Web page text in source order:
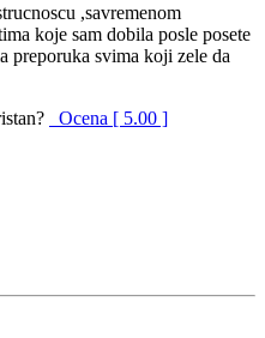
,savremenom
koje sam dobila posle posete
preporuka svima koji zele da
Ocena [ 5.00 ]